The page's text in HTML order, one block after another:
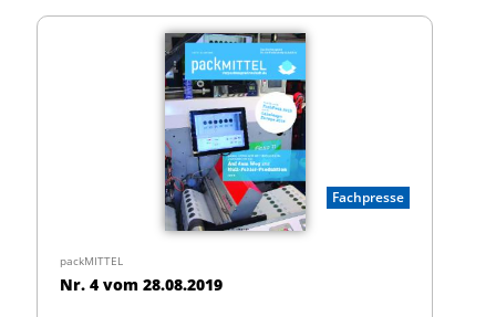
Fachpresse
packMITTEL
Nr. 4 vom 28.08.2019